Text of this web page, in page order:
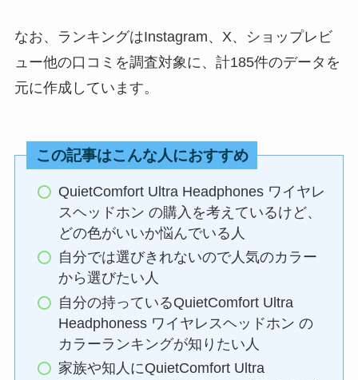
なお、ランキングはInstagram、X、ショップレビ
ュー他の口コミを調査対象に、計185件のデータを
元に作成しています。
この記事はこんな人におすすめ
QuietComfort Ultra Headphones ワイヤレ
スヘッドホン の購入を考えているけど、
どの色がいいか悩んでいる人
自分では選びきれないので人気のカラー
から選びたい人
自分の持っているQuietComfort Ultra
Headphoness ワイヤレスヘッドホン の
カラーランキングが知りたい人
家族や知人にQuietComfort Ultra